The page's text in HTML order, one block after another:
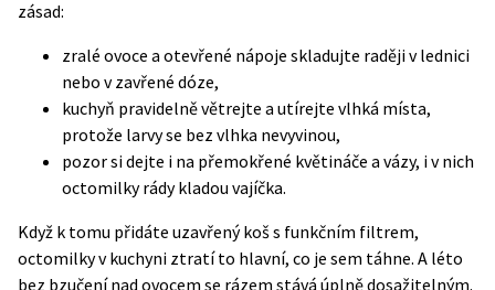
zásad:
zralé ovoce a otevřené nápoje skladujte raději v lednici
nebo v zavřené dóze,
kuchyň pravidelně větrejte a utírejte vlhká místa,
protože larvy se bez vlhka nevyvinou,
pozor si dejte i na přemokřené květináče a vázy, i v nich
octomilky rády kladou vajíčka.
Když k tomu přidáte uzavřený koš s funkčním filtrem,
octomilky v kuchyni ztratí to hlavní, co je sem táhne. A léto
bez bzučení nad ovocem se rázem stává úplně dosažitelným.